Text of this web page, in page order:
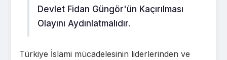
Devlet Fidan Güngör'ün Kaçırılması
Olayını Aydınlatmalıdır.
Türkiye İslami mücadelesinin liderlerinden ve